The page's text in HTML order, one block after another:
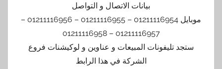
بيانات الاتصال و التواصل
موبايل 01211116954 – 01211116955 – 01211116956 –
01211116957 – 01211116958
ستجد تليفونات المبيعات و عناوين و لوكيشنات فروع
الشركة في هذا الرابط